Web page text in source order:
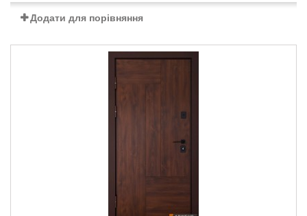
Додати для порівняння